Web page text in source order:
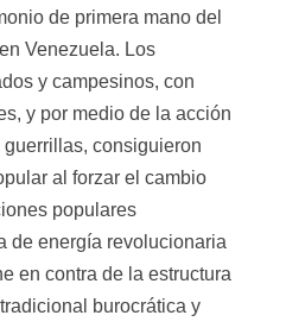
de primera mano del
Venezuela. Los
y campesinos, con
y por medio de la acción
consiguieron
al forzar el cambio
populares
de energía revolucionaria
en contra de la estructura
burocrática y